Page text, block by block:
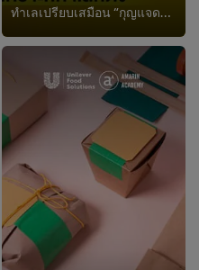
ทำเลเปรียบเสมือน “กุญแจดอกสำคัญ” ในการทำธุรกิจอาหาร และถือเป็นปัจจัยสำคัญที่เป็นตัวกำหนดอนาคตของร้านนั้น ๆ มาทำความรู้จักประเภท...